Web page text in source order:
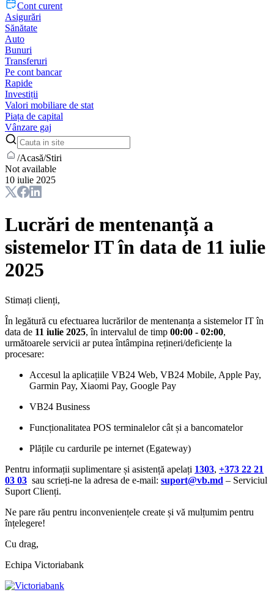
Cont curent
Asigurări
Sănătate
Auto
Bunuri
Transferuri
Pe cont bancar
Rapide
Investiții
Valori mobiliare de stat
Piața de capital
Vânzare gaj
/Acasă/Stiri
Not available
10 iulie 2025
Lucrări de mentenanță a
sistemelor IT în data de 11 iulie
2025
Stimați clienți,
În legătură cu efectuarea lucrărilor de mentenanța a sistemelor IT în
data de 11 iulie 2025, în intervalul de timp 00:00 - 02:00,
următoarele servicii ar putea întâmpina rețineri/deficiențe la
procesare:
Accesul la aplicațiile VB24 Web, VB24 Mobile, Apple Pay,
Garmin Pay, Xiaomi Pay, Google Pay
VB24 Business
Funcționalitatea POS terminalelor cât și a bancomatelor
Plățile cu cardurile pe internet (Egateway)
Pentru informații suplimentare și asistență apelați 1303, +373 22 21
03 03 sau scrieți-ne la adresa de e-mail: suport@vb.md – Serviciul
Suport Clienți.
Ne pare rău pentru inconveniențele create și vă mulțumim pentru
înțelegere!
Cu drag,
Echipa Victoriabank